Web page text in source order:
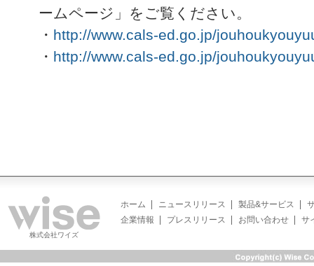
ームページ」をご覧ください。
・ http://www.cals-ed.go.jp/
・ http://www.cals-ed.go.jp/
株式会社ワイズ
ホーム ニュースリリース 製品&サービス
企業情報
プレスリリース お問い合わせ サ